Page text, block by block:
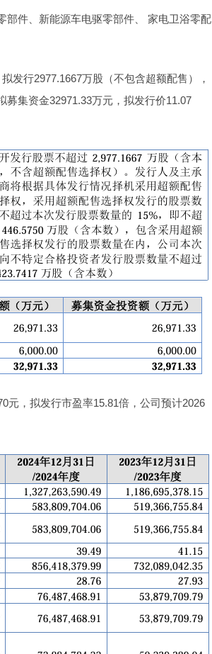
部件、新能源车电驱零部件、 家电卫浴零配
发行2977.1667万股（不包含超额配售），
募集资金32971.33万元，拟发行价11.07
元，拟发行市盈率15.81倍，公司预计2026